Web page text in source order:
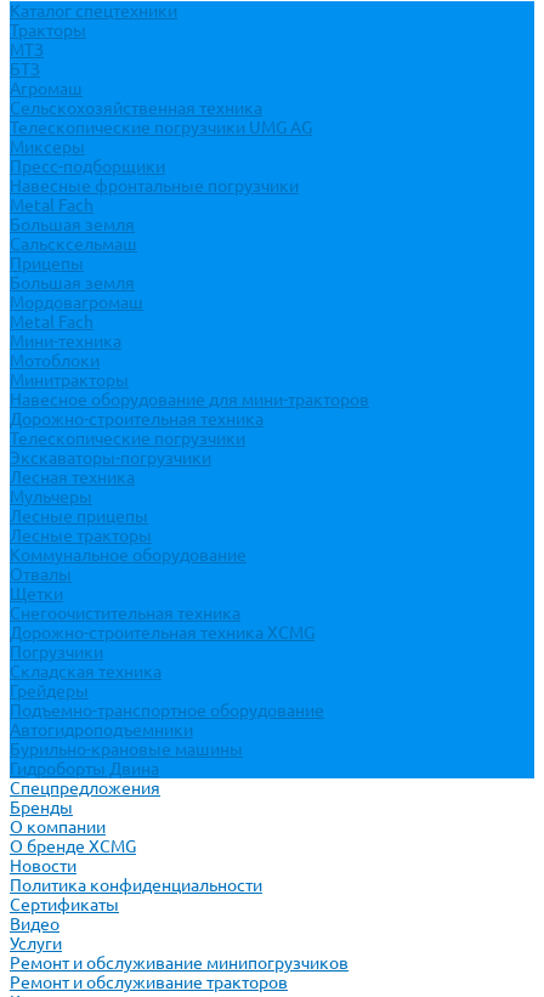
Каталог спецтехники
Тракторы
МТЗ
БТЗ
Агромаш
Сельскохозяйственная техника
Телескопические погрузчики UMG AG
Миксеры
Пресс-подборщики
Навесные фронтальные погрузчики
Metal Fach
Большая земля
Сальсксельмаш
Прицепы
Большая земля
Мордовагромаш
Metal Fach
Мини-техника
Мотоблоки
Минитракторы
Навесное оборудование для мини-тракторов
Дорожно-строительная техника
Телескопические погрузчики
Экскаваторы-погрузчики
Лесная техника
Мульчеры
Лесные прицепы
Лесные тракторы
Коммунальное оборудование
Отвалы
Щетки
Снегоочистительная техника
Дорожно-строительная техника XCMG
Погрузчики
Складская техника
Грейдеры
Подъемно-транспортное оборудование
Автогидроподъемники
Бурильно-крановые машины
Гидроборты Двина
Спецпредложения
Бренды
О компании
О бренде XCMG
Новости
Политика конфиденциальности
Сертификаты
Видео
Услуги
Ремонт и обслуживание минипогрузчиков
Ремонт и обслуживание тракторов